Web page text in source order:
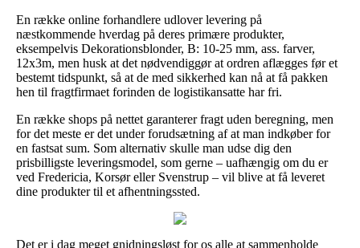
En række online forhandlere udlover levering på
næstkommende hverdag på deres primære produkter,
eksempelvis Dekorationsblonder, B: 10-25 mm, ass. farver,
12x3m, men husk at det nødvendiggør at ordren aflægges før et
bestemt tidspunkt, så at de med sikkerhed kan nå at få pakken
hen til fragtfirmaet forinden de logistikansatte har fri.
En række shops på nettet garanterer fragt uden beregning, men
for det meste er det under forudsætning af at man indkøber for
en fastsat sum. Som alternativ skulle man udse dig den
prisbilligste leveringsmodel, som gerne – uafhængig om du er
ved Fredericia, Korsør eller Svenstrup – vil blive at få leveret
dine produkter til et afhentningssted.
Det er i dag meget gnidningsløst for os alle at sammenholde